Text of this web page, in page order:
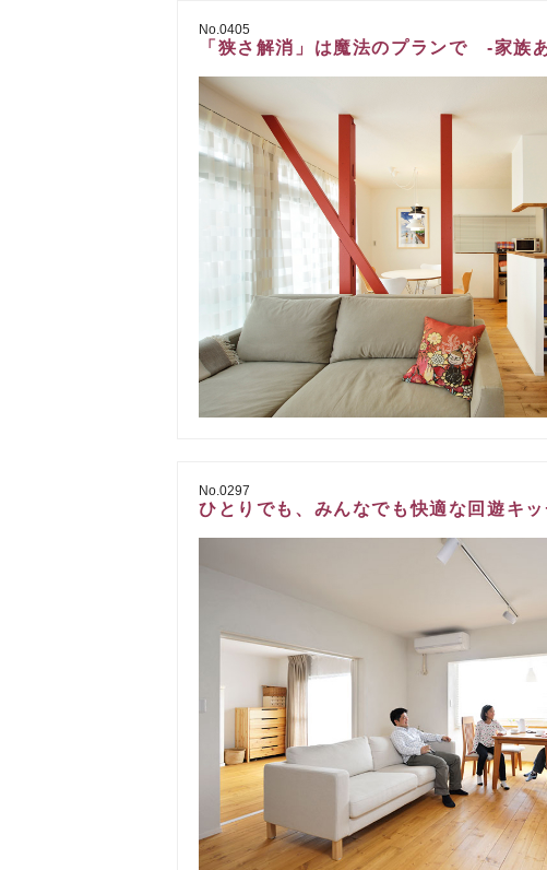
No.0405
「狭さ解消」は魔法のプランで -家族
No.0297
ひとりでも、みんなでも快適な回遊キッ